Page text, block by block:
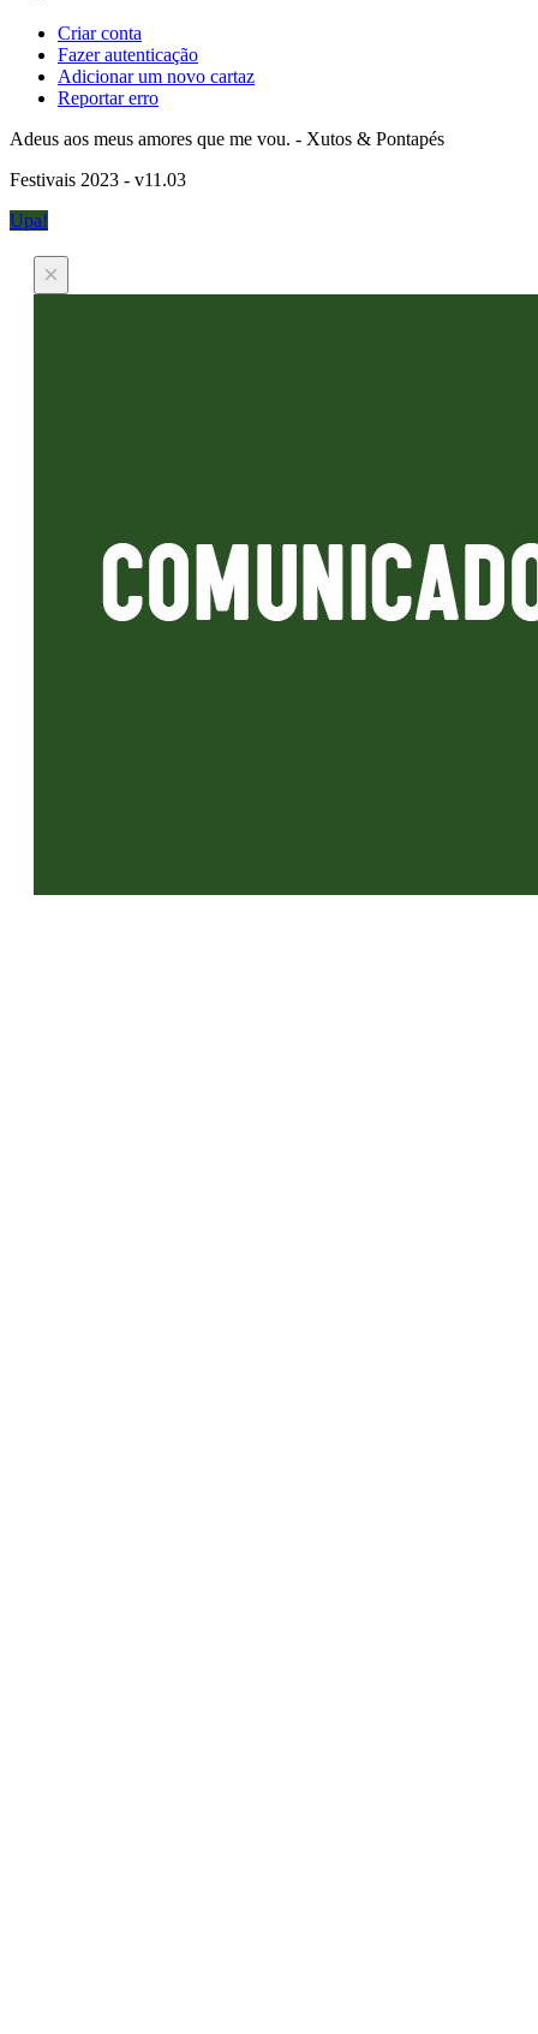
Criar conta
Fazer autenticação
Adicionar um novo cartaz
Reportar erro
Adeus aos meus amores que me vou. - Xutos & Pontapés
Festivais 2023 - v11.03
Upa!
×